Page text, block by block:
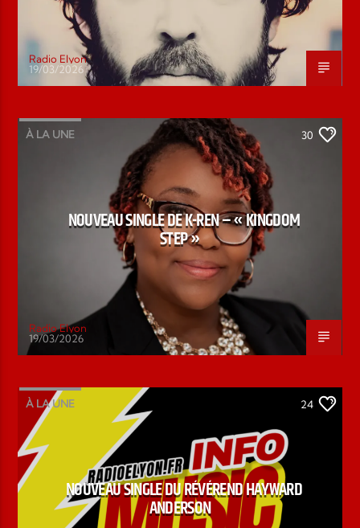
Radio Elyon
19/03/2026
À LA UNE 30
NOUVEAU SINGLE DE K-REN – « KINGDOM
STEP »
Radio Elyon
19/03/2026
À LA UNE 24
NOUVEAU SINGLE DU RÉVÉREND HAYWARD
ANDERSON